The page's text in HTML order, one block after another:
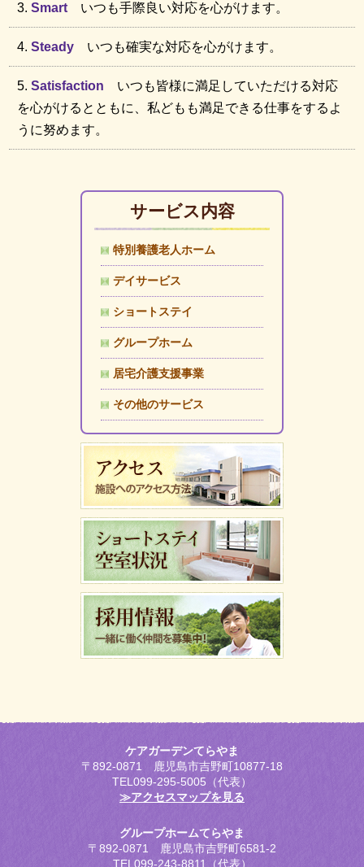
Smart いつも手際良い対応を心がけます。
Steady いつも確実な対応を心がけます。
Satisfaction いつも皆様に満足していただける対応
を心がけるとともに、私どもも満足できる仕事をするよ
うに努めます。
サービス内容
特別養護老人ホーム
デイサービス
ショートステイ
グループホーム
居宅介護支援事業
その他のサービス
ケアガーデンてらやま
〒892-0871 鹿児島市吉野町10877-18
TEL099-295-5005（代表）
≫アクセスマップを見る
グループホームてらやま
〒892-0871 鹿児島市吉野町6581-2
TEL099-243-8811（代表）